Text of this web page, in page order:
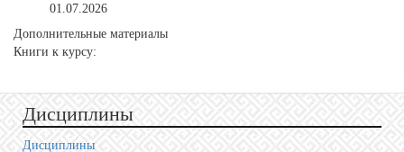
01.07.2026
Дополнительные материалы
Книги к курсу:
Дисциплины
Дисциплины